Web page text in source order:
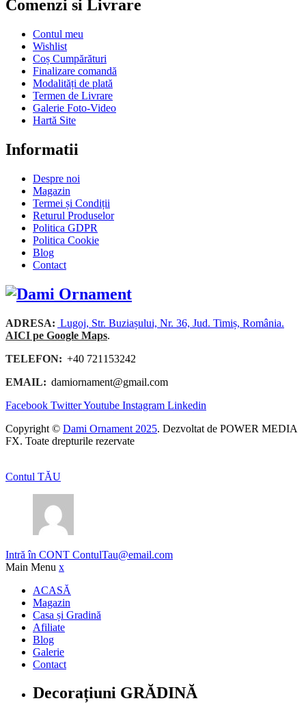
Comenzi si Livrare
Contul meu
Wishlist
Coș Cumpărături
Finalizare comandă
Modalități de plată
Termen de Livrare
Galerie Foto-Video
Hartă Site
Informatii
Despre noi
Magazin
Termei și Condiții
Returul Produselor
Politica GDPR
Politica Cookie
Blog
Contact
ADRESA: Lugoj, Str. Buziașului, Nr. 36, Jud. Timiș, România.
AICI pe Google Maps.
TELEFON: +40 721153242
EMAIL: damiornament@gmail.com
Facebook TwitterYoutube Instagram Linkedin
Copyright © Dami Ornament 2025. Dezvoltat de POWER MEDIA
FX. Toate drepturile rezervate
Contul TĂU
Intră în CONT ContulTau@email.com
Main Menu x
ACASĂ
Magazin
Casa și Gradină
Afiliate
Blog
Galerie
Contact
Decorațiuni GRĂDINĂ